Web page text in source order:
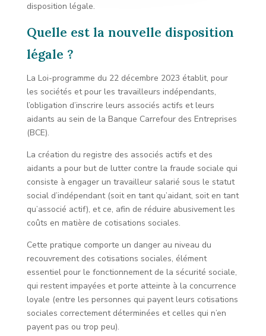
disposition légale.
Quelle est la nouvelle disposition
légale ?
La Loi-programme du 22 décembre 2023 établit, pour
les sociétés et pour les travailleurs indépendants,
l’obligation d’inscrire leurs associés actifs et leurs
aidants au sein de la Banque Carrefour des Entreprises
(BCE).
La création du registre des associés actifs et des
aidants a pour but de lutter contre la fraude sociale qui
consiste à engager un travailleur salarié sous le statut
social d’indépendant (soit en tant qu’aidant, soit en tant
qu’associé actif), et ce, afin de réduire abusivement les
coûts en matière de cotisations sociales.
Cette pratique comporte un danger au niveau du
recouvrement des cotisations sociales, élément
essentiel pour le fonctionnement de la sécurité sociale,
qui restent impayées et porte atteinte à la concurrence
loyale (entre les personnes qui payent leurs cotisations
sociales correctement déterminées et celles qui n’en
payent pas ou trop peu).